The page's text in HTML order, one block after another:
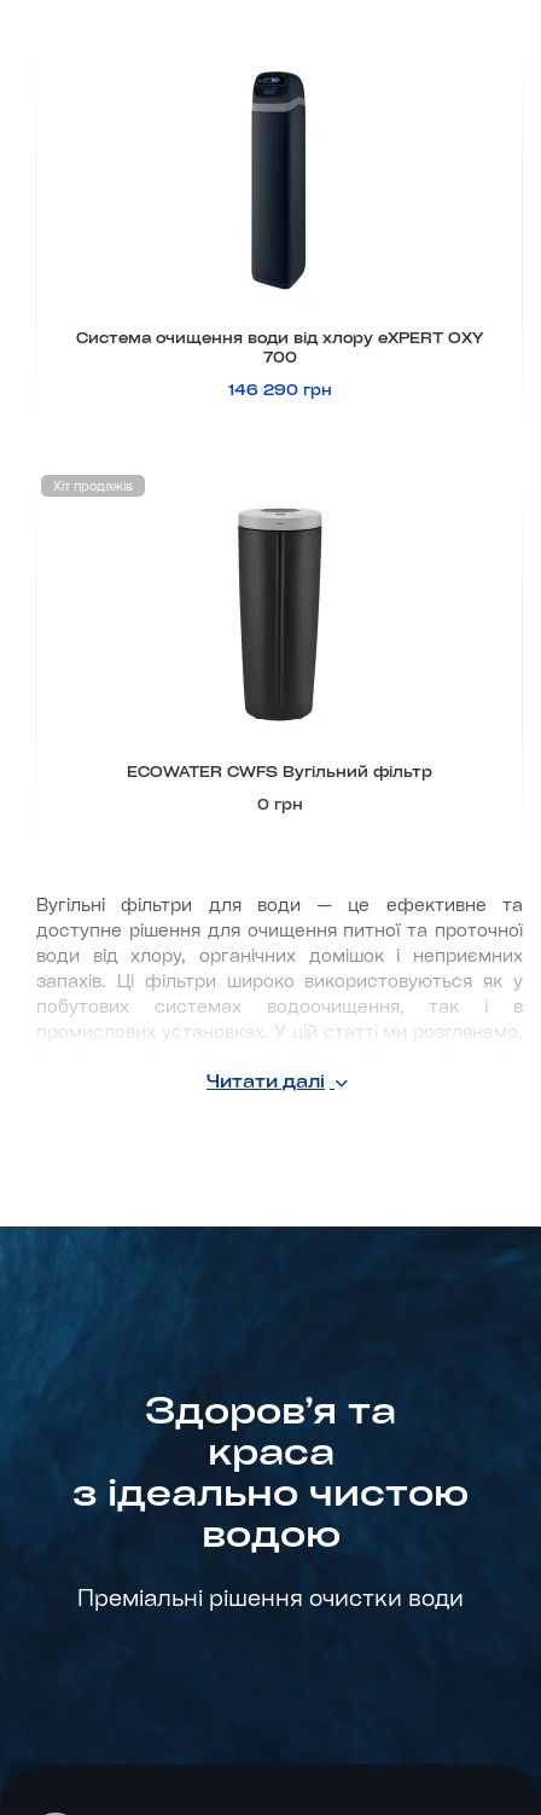
Система очищення води від хлору eXPERT OXY
700
146 290 грн
Хіт продажів
ECOWATER CWFS Вугільний фільтр
0 грн
Вугільні фільтри для води — це ефективне та
доступне рішення для очищення питної та проточної
води від хлору, органічних домішок і неприємних
запахів. Ці фільтри широко використовуються як у
побутових системах водоочищення, так і в
промислових установках. У цій статті ми розглянемо,
рекомендації щодо вибору.
очищення води?
використовуватися як для питної води, так і для
господарських потреб, забезпечуючи надійний
захист від хлору, органіки та інших шкідливих
речовин.
Основні переваги вугільних фільтрів
Ефективне очищення від хлору та органічних
приємнішою на смак і позбавляється неприємних
Читати далі
Здоровʼя та
краса
з ідеально чистою
водою
Преміальні рішення очистки води